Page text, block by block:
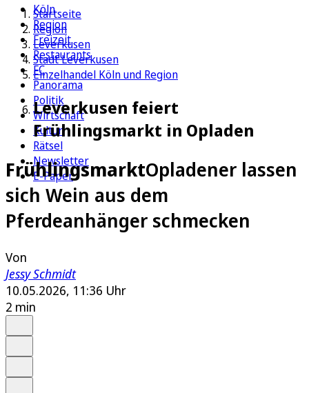
Köln
Region
Freizeit
Restaurants
FC
Panorama
Politik
Wirtschaft
Kultur
Rätsel
Newsletter
E-Paper
Startseite
Region
Leverkusen
Stadt Leverkusen
Einzelhandel Köln und Region
Leverkusen feiert
Frühlingsmarkt in Opladen
FrühlingsmarktOpladener lassen
sich Wein aus dem
Pferdeanhänger schmecken
Von
Jessy Schmidt
10.05.2026, 11:36 Uhr
2 min